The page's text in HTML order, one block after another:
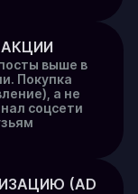
выше в
Покупка
а не
соцсети
(AD